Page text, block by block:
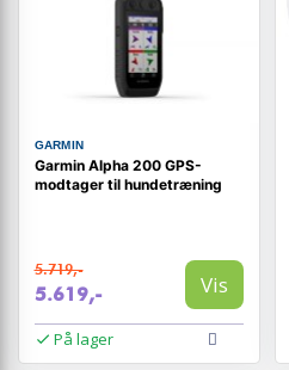
GARMIN
Garmin Alpha 200 GPS-
modtager til hundetræning
5.719,-
5.619,- Vis
På lager